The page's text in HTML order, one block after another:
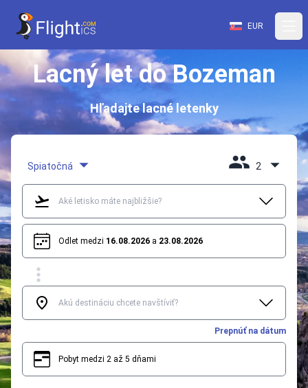
EUR
Lacný let do Bozeman
Hľadajte lacné letenky
Spiatočná 2
Odlet medzi 16.08.2026 a 23.08.2026
Prepnúť na dátum
Pobyt medzi 2 až 5 dňami